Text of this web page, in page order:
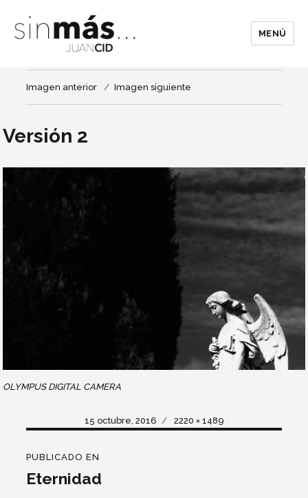
MENÚ
Imagen anterior Imagen siguiente
Versión 2
OLYMPUS DIGITAL CAMERA
Publicado
15 octubre, 2016
Tamaño
2220 × 1489
de
entradas
PUBLICADO EN
Eternidad